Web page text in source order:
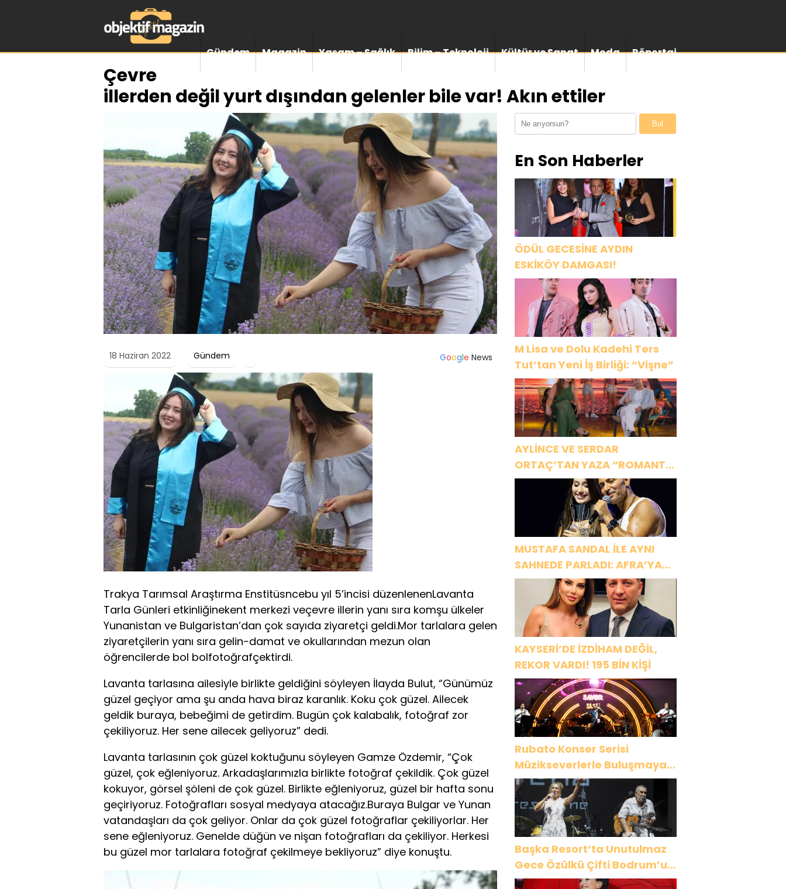
Gündem Magazin Yaşam – Sağlık Bilim – Teknoloji Kültür ve Sanat Moda Röportaj
Çevre
illerden değil yurt dışından gelenler bile var! Akın ettiler
18 Haziran 2022 Gündem Google News
Trakya Tarımsal Araştırma Enstitüsncebu yıl 5’incisi düzenlenenLavanta
Tarla Günleri etkinliğinekent merkezi veçevre illerin yanı sıra komşu ülkeler
Yunanistan ve Bulgaristan’dan çok sayıda ziyaretçi geldi.Mor tarlalara gelen
ziyaretçilerin yanı sıra gelin-damat ve okullarından mezun olan
öğrencilerde bol bolfotoğrafçektirdi.
Lavanta tarlasına ailesiyle birlikte geldiğini söyleyen İlayda Bulut, “Günümüz
güzel geçiyor ama şu anda hava biraz karanlık. Koku çok güzel. Ailecek
geldik buraya, bebeğimi de getirdim. Bugün çok kalabalık, fotoğraf zor
çekiliyoruz. Her sene ailecek geliyoruz” dedi.
Lavanta tarlasının çok güzel koktuğunu söyleyen Gamze Özdemir, “Çok
güzel, çok eğleniyoruz. Arkadaşlarımızla birlikte fotoğraf çekildik. Çok güzel
kokuyor, görsel şöleni de çok güzel. Birlikte eğleniyoruz, güzel bir hafta sonu
geçiriyoruz. Fotoğrafları sosyal medyaya atacağız.Buraya Bulgar ve Yunan
vatandaşları da çok geliyor. Onlar da çok güzel fotoğraflar çekiliyorlar. Her
sene eğleniyoruz. Genelde düğün ve nişan fotoğrafları da çekiliyor. Herkesi
bu güzel mor tarlalara fotoğraf çekilmeye bekliyoruz” diye konuştu.
Bul
En Son Haberler
ÖDÜL GECESİNE AYDIN
ESKİKÖY DAMGASI!
M Lisa ve Dolu Kadehi Ters
Tut’tan Yeni İş Birliği: “Vişne”
AYLİNCE VE SERDAR
ORTAÇ’TAN YAZA “ROMANTİK
AŞK” BOMBASI!
MUSTAFA SANDAL İLE AYNI
SAHNEDE PARLADI: AFRA’YA
HARBİYE’DE BÜYÜK ALKIŞ
KAYSERİ’DE İZDİHAM DEĞİL,
REKOR VARDI! 195 BİN KİŞİ
Rubato Konser Serisi
Müzikseverlerle Buluşmaya
Devam Ediyor
Başka Resort’ta Unutulmaz
Gece Özülkü Çifti Bodrum’u
Büyüledi